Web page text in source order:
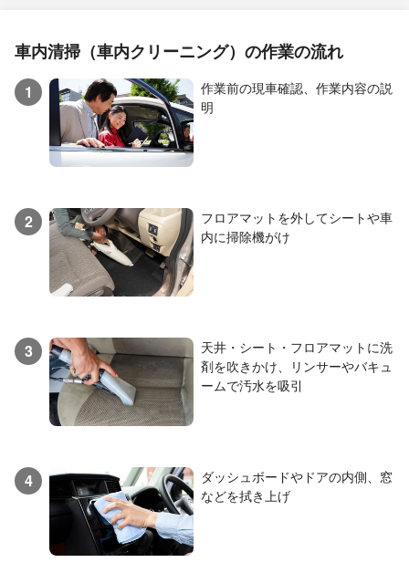
車内清掃（車内クリーニング）の作業の流れ
1
作業前の現車確認、作業内容の説
明
2
フロアマットを外してシートや車
内に掃除機がけ
3
天井・シート・フロアマットに洗
剤を吹きかけ、リンサーやバキュ
ームで汚水を吸引
4
ダッシュボードやドアの内側、窓
などを拭き上げ